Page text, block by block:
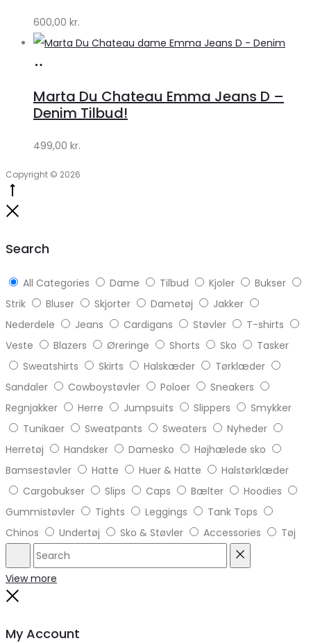
Lykke
600,00 kr.
Klædeskabet.dk
Marta Du Chateau Emma Jeans D –
Denim Tilbud!
499,00 kr.
Copyright © 2026
Search
All Categories Dame Tilbud Kjoler
Bukser
Strik
Bluser Skjorter Dametøj
Jakker
Nederdele
Jeans Cardigans Støvler
T-shirts
Veste
Blazers Øreringe Shorts Sko
Tasker
Sweatshirts
Skirts Halskæder
Tørklæder
Sandaler
Cowboystøvler Poloer
Sneakers
Regnjakker
Herre Jumpsuits Slippers
Smykker
Tunikaer
Sweatpants Sweaters
Nyheder
Herretøj
Handsker Damesko
Højhælede sko
Bamsestøvler
Hatte Huer & Hatte
Halstørklæder
Cargobukser
Slips Caps Bælter
Hoodies
Gummistøvler
Tights Leggings
Tank Tops
Chinos
Undertøj Sko & Støvler Accessories Tøj
Search
View more
My Account